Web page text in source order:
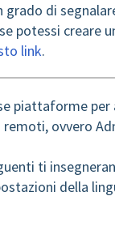
grado di
potessi creare
link.
piattaforme
ovvero
ti
della